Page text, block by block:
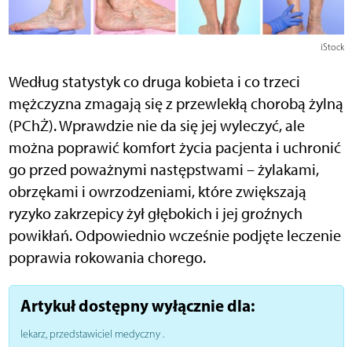
iStock
Według statystyk co druga kobieta i co trzeci
mężczyzna zmagają się z przewlekłą chorobą żylną
(PChŻ). Wprawdzie nie da się jej wyleczyć, ale
można poprawić komfort życia pacjenta i uchronić
go przed poważnymi następstwami – żylakami,
obrzękami i owrzodzeniami, które zwiększają
ryzyko zakrzepicy żył głębokich i jej groźnych
powikłań. Odpowiednio wcześnie podjęte leczenie
poprawia rokowania chorego.
Artykuł dostępny wyłącznie dla:
lekarz, przedstawiciel medyczny.